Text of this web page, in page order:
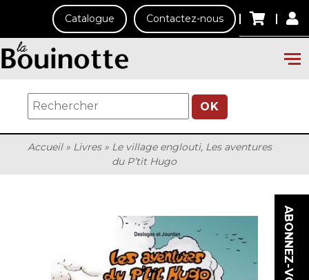
Catalogue Contactez-nous
OK
Accueil» Livres» Le village englouti, Les aventures
du Pʼtit Hugo
ABONNEZ-VOUS